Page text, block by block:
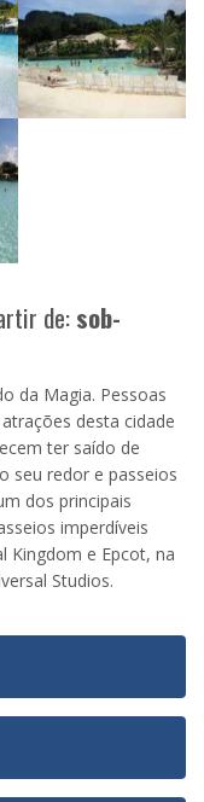
de:sob-
da Magia. Pessoas
desta cidade
ter saído de
seu redor e passeios
dos principais
imperdíveis
Kingdom e Epcot, na
Studios.